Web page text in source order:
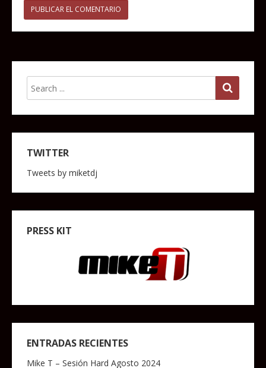
TWITTER
Tweets by miketdj
PRESS KIT
ENTRADAS RECIENTES
Mike T – Sesión Hard Agosto 2024